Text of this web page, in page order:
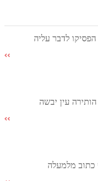
לדבר עליה
עין יבשה
כתוב מלמעלה